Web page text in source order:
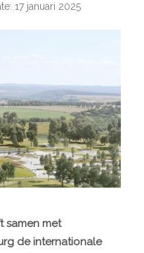
17 januari 2025
samen met
de internationale